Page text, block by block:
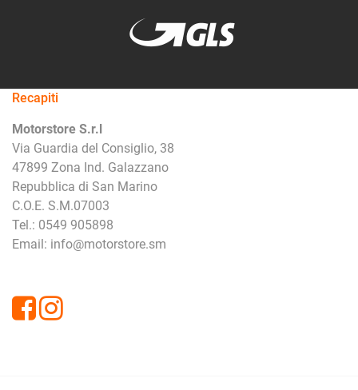
Recapiti
Motorstore S.r.l
Via Guardia del Consiglio, 38
47899 Zona Ind. Galazzano
Repubblica di San Marino
C.O.E. S.M.07003
Tel.: 0549 905898
Email: info@motorstore.sm
FacebookInstagram